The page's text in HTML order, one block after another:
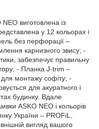
виготовлена із
у 12 кольорах і
без перфорації –
карнизного звису; -
забезпечує правильну
- Планка J-trim –
монтажу софіту; -
для акуратного і
будинку. Вдале
ASKO NEO і кольорів
України – PROFiL,
вигляд вашого